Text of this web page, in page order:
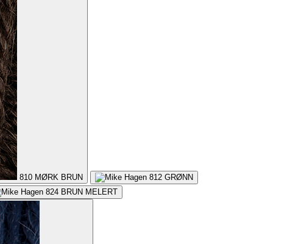
810 MØRK BRUN 812 GRØNN
824 BRUN MELERT